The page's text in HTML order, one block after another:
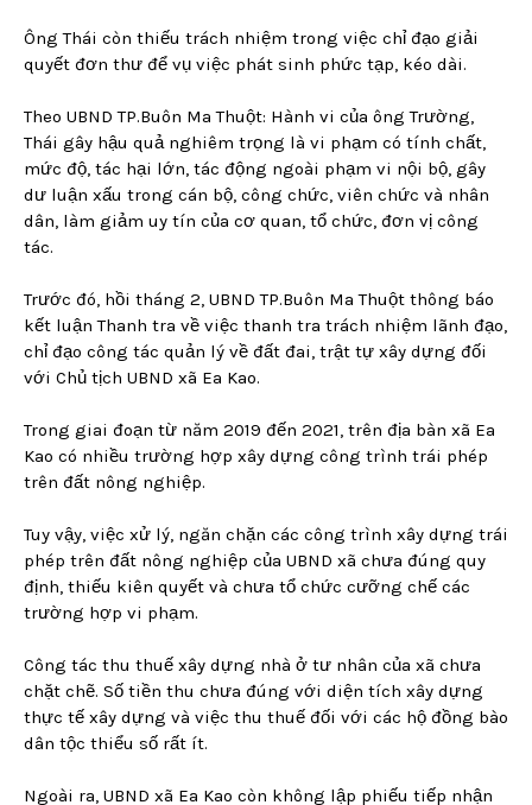
Ông Thái còn thiếu trách nhiệm trong việc chỉ đạo giải
quyết đơn thư để vụ việc phát sinh phức tạp, kéo dài.
Theo UBND TP.Buôn Ma Thuột: Hành vi của ông Trường,
Thái gây hậu quả nghiêm trọng là vi phạm có tính chất,
mức độ, tác hại lớn, tác động ngoài phạm vi nội bộ, gây
dư luận xấu trong cán bộ, công chức, viên chức và nhân
dân, làm giảm uy tín của cơ quan, tổ chức, đơn vị công
tác.
Trước đó, hồi tháng 2, UBND TP.Buôn Ma Thuột thông báo
kết luận Thanh tra về việc thanh tra trách nhiệm lãnh đạo,
chỉ đạo công tác quản lý về đất đai, trật tự xây dựng đối
với Chủ tịch UBND xã Ea Kao.
Trong giai đoạn từ năm 2019 đến 2021, trên địa bàn xã Ea
Kao có nhiều trường hợp xây dựng công trình trái phép
trên đất nông nghiệp.
Tuy vậy, việc xử lý, ngăn chặn các công trình xây dựng trái
phép trên đất nông nghiệp của UBND xã chưa đúng quy
định, thiếu kiên quyết và chưa tổ chức cưỡng chế các
trường hợp vi phạm.
Công tác thu thuế xây dựng nhà ở tư nhân của xã chưa
chặt chẽ. Số tiền thu chưa đúng với diện tích xây dựng
thực tế xây dựng và việc thu thuế đối với các hộ đồng bào
dân tộc thiểu số rất ít.
Ngoài ra, UBND xã Ea Kao còn không lập phiếu tiếp nhận